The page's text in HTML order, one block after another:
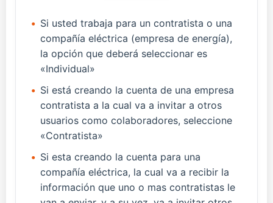
• Si usted trabaja para un contratista o una
compañía eléctrica (empresa de energía),
la opción que deberá seleccionar es
«Individual»
• Si está creando la cuenta de una empresa
contratista a la cual va a invitar a otros
usuarios como colaboradores, seleccione
«Contratista»
• Si esta creando la cuenta para una
compañía eléctrica, la cual va a recibir la
información que uno o mas contratistas le